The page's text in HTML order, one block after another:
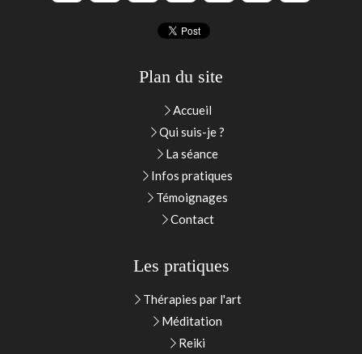
Plan du site
Accueil
Qui suis-je ?
La séance
Infos pratiques
Témoignages
Contact
Les pratiques
Thérapies par l'art
Méditation
Reiki